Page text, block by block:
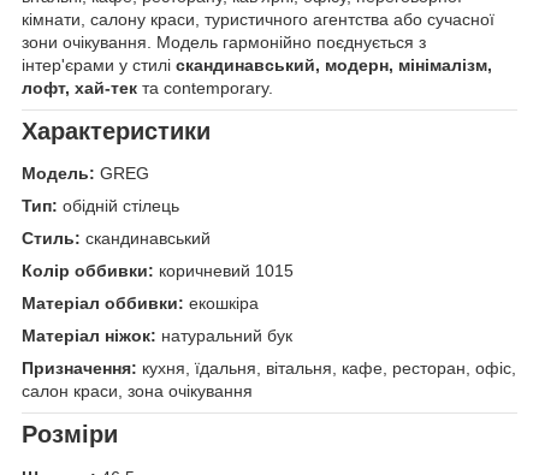
кімнати, салону краси, туристичного агентства або сучасної
зони очікування. Модель гармонійно поєднується з
інтер'єрами у стилі скандинавський, модерн, мінімалізм,
лофт, хай-тек та contemporary.
Характеристики
Модель: GREG
Тип: обідній стілець
Стиль: скандинавський
Колір оббивки: коричневий 1015
Матеріал оббивки: екошкіра
Матеріал ніжок: натуральний бук
Призначення: кухня, їдальня, вітальня, кафе, ресторан, офіс,
салон краси, зона очікування
Розміри